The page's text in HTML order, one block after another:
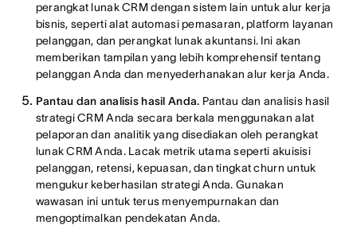
perangkat lunak CRM dengan sistem lain untuk alur kerja
bisnis, seperti alat automasi pemasaran, platform layanan
pelanggan, dan perangkat lunak akuntansi. Ini akan
memberikan tampilan yang lebih komprehensif tentang
pelanggan Anda dan menyederhanakan alur kerja Anda.
Pantau dan analisis hasil Anda. Pantau dan analisis hasil
strategi CRM Anda secara berkala menggunakan alat
pelaporan dan analitik yang disediakan oleh perangkat
lunak CRM Anda. Lacak metrik utama seperti akuisisi
pelanggan, retensi, kepuasan, dan tingkat churn untuk
mengukur keberhasilan strategi Anda. Gunakan
wawasan ini untuk terus menyempurnakan dan
mengoptimalkan pendekatan Anda.